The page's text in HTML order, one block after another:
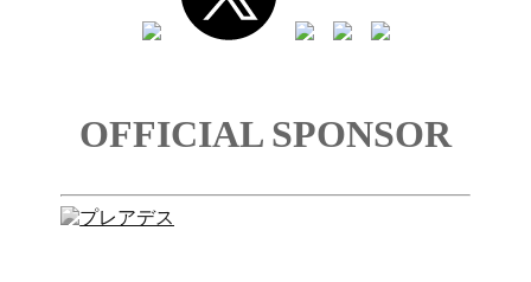
OFFICIAL SPONSOR